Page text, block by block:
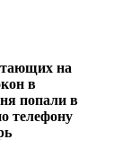
на
в
попали в
телефону